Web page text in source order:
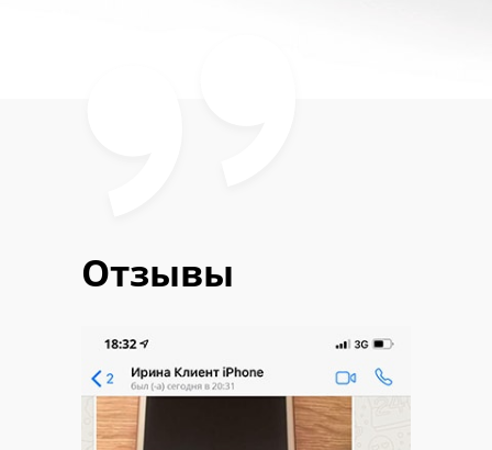
Отзывы